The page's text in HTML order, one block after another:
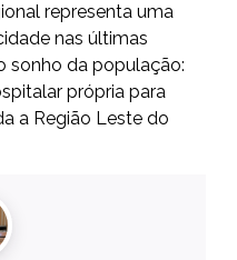
representa uma
nas últimas
sonho da população:
própria para
a Região Leste do